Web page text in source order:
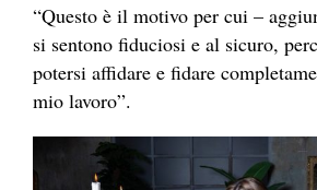
“Questo è il motivo per cui –
si sentono fiduciosi e al sicuro,
potersi affidare e fidare
mio lavoro”.